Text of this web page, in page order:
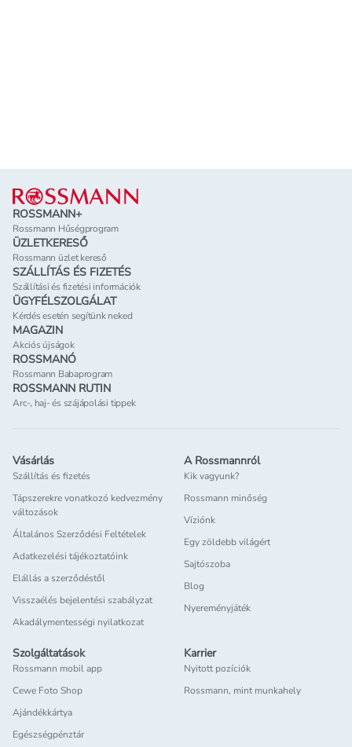
Lábléc
ROSSMANN+
Rossmann Hűségprogram
ÜZLETKERESŐ
Rossmann üzlet kereső
SZÁLLÍTÁS ÉS FIZETÉS
Szállítási és fizetési információk
ÜGYFÉLSZOLGÁLAT
Kérdés esetén segítünk neked
MAGAZIN
Akciós újságok
ROSSMANÓ
Rossmann Babaprogram
ROSSMANN RUTIN
Arc-, haj- és szájápolási tippek
Vásárlás
Szállítás és fizetés
Tápszerekre vonatkozó kedvezmény
változások
Általános Szerződési Feltételek
Adatkezelési tájékoztatóink
Elállás a szerződéstől
Visszaélés bejelentési szabályzat
Akadálymentességi nyilatkozat
A Rossmannról
Kik vagyunk?
Rossmann minőség
Víziónk
Egy zöldebb világért
Sajtószoba
Blog
Nyereményjáték
Szolgáltatások
Rossmann mobil app
Cewe Foto Shop
Ajándékkártya
Egészségpénztár
Karrier
Nyitott pozíciók
Rossmann, mint munkahely